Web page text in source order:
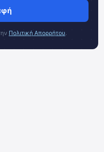
Πολιτική Απορρήτου.